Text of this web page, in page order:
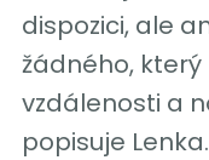
dispozici, ale
žádného,
vzdálenosti a
popisuje Lenka.